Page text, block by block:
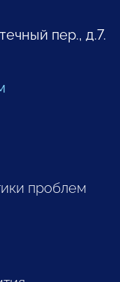
пер., д.7.
проблем